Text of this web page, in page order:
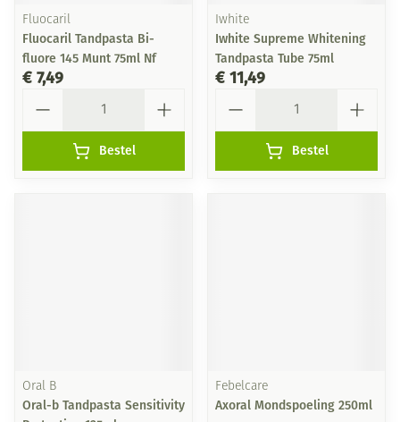
Fluocaril
Fluocaril Tandpasta Bi-
fluore 145 Munt 75ml Nf
€ 7,49
Bestel
Iwhite
Iwhite Supreme Whitening
Tandpasta Tube 75ml
€ 11,49
Bestel
Oral B
Oral-b Tandpasta Sensitivity
Febelcare
Axoral Mondspoeling 250ml